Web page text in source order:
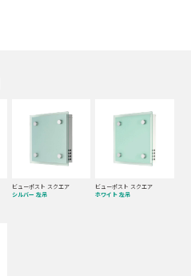
ビューポスト スクエア
シルバー 左吊
ビューポスト スクエア
ホワイト 左吊